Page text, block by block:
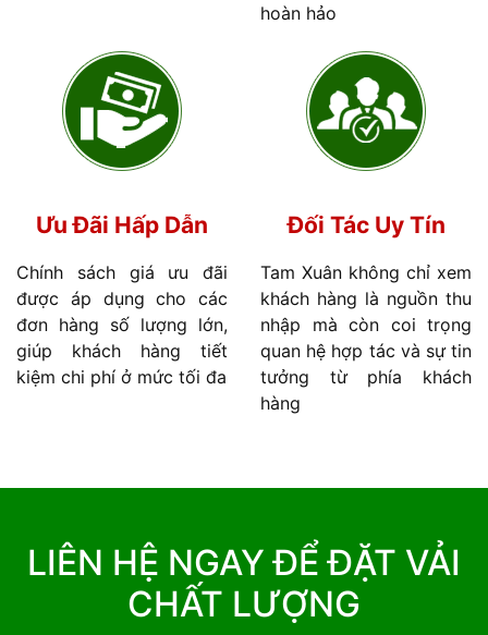
hoàn hảo
Ưu Đãi Hấp Dẫn
Chính sách giá ưu đãi
được áp dụng cho các
đơn hàng số lượng lớn,
giúp khách hàng tiết
kiệm chi phí ở mức tối đa
Đối Tác Uy Tín
Tam Xuân không chỉ xem
khách hàng là nguồn thu
nhập mà còn coi trọng
quan hệ hợp tác và sự tin
tưởng từ phía khách
hàng
LIÊN HỆ NGAY ĐỂ ĐẶT VẢI
CHẤT LƯỢNG